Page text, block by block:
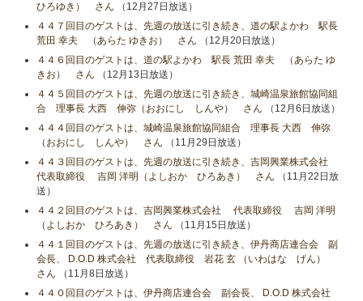
ひろゆき） さん （12月27日放送）
４４７回目のゲストは、先週の放送に引き続き、道の駅よかわ 駅長
荒田 幸夫 （あらた ゆきお） さん （12月20日放送）
４４６回目のゲストは、道の駅よかわ 駅長 荒田 幸夫 （あらた ゆ
きお） さん （12月13日放送）
４４５回目のゲストは、先週の放送に引き続き、城崎温泉旅館協同組
合 理事長 大西 伸弥（おおにし しんや） さん （12月6日放送）
４４４回目のゲストは、城崎温泉旅館協同組合 理事長 大西 伸弥
（おおにし しんや） さん （11月29日放送）
４４３回目のゲストは、先週の放送に引き続き、吉岡興業株式会社
代表取締役 吉岡 洋明（よしおか ひろあき） さん （11月22日放
送）
４４２回目のゲストは、吉岡興業株式会社 代表取締役 吉岡 洋明
（よしおか ひろあき） さん （11月15日放送）
４４１回目のゲストは、先週の放送に引き続き、伊丹商店連合会 副
会長、 D.O.D 株式会社 代表取締役 岩花 玄 （いわはな げん）
さん （11月8日放送）
４４０回目のゲストは、伊丹商店連合会 副会長、 D.O.D 株式会社